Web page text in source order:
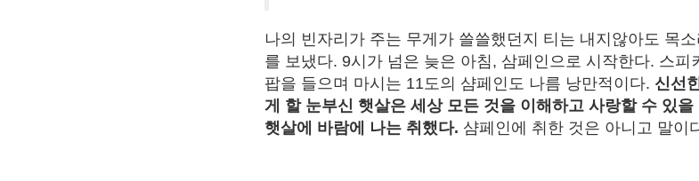
나의 빈자리가 주는 무게가 쓸쓸했던지 티는 내지않아도 목
를 보냈다. 9시가 넘은 늦은 아침, 삼페인으로 시작한다. 스
팝을 들으며 마시는 11도의 샴페인도 나름 낭만적이다. 신선
게 할 눈부신 햇살은 세상 모든 것을 이해하고 사랑할 수 있
햇살에 바람에 나는 취했다. 샴페인에 취한 것은 아니고 말이